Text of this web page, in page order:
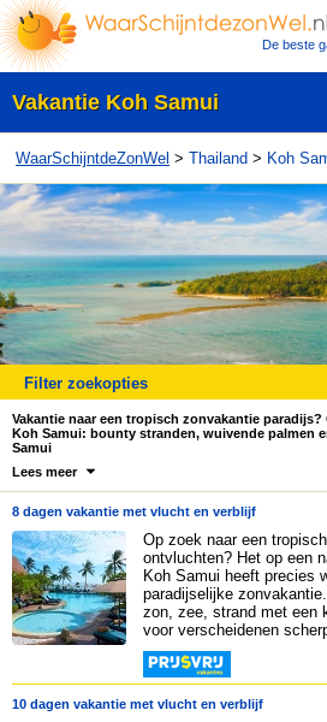
De beste
Vakantie Koh Samui
WaarSchijntdeZonWel > Thailand > Koh
Filter zoekopties
Vakantie naar een tropisch zonvakantie
Koh Samui: bounty stranden, wuivende palmen
Samui
Lees meer
8 dagen vakantie met vlucht en verblijf
Op zoek naar een
ontvluchten? Het op een
Koh Samui heeft precies
paradijselijke
zon, zee, strand met een
voor verscheidenen
10 dagen vakantie met vlucht en verblijf